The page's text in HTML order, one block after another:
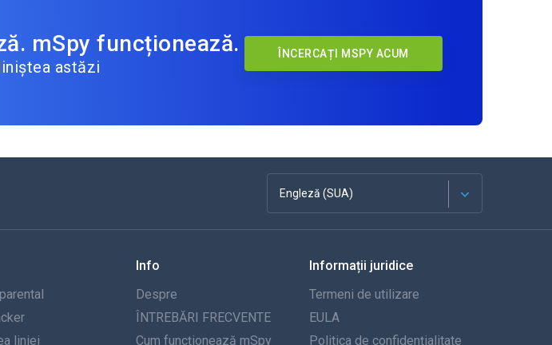
mSpy funcționează.
astăzi
ÎNCERCAȚI MSPY ACUM
Engleză (SUA)
Franceză
Español
liniei
Info
Despre
ÎNTREBĂRI FRECVENTE
Cum funcționează mSpy
Informații juridice
Termeni de utilizare
EULA
Politica de confidențialitate